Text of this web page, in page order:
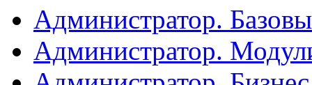
Администратор.
Администратор.